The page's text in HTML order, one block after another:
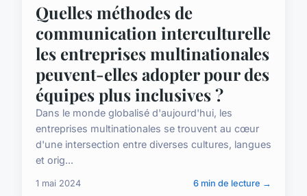
Quelles méthodes de
communication interculturelle
les entreprises multinationales
peuvent-elles adopter pour des
équipes plus inclusives ?
Dans le monde globalisé d'aujourd'hui, les
entreprises multinationales se trouvent au cœur
d'une intersection entre diverses cultures, langues
et orig...
1 mai 2024 6 min de lecture →